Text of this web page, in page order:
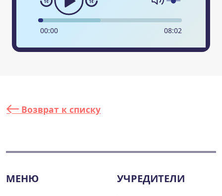
00:00 08:02
Возврат к списку
МЕНЮ УЧРЕДИТЕЛИ